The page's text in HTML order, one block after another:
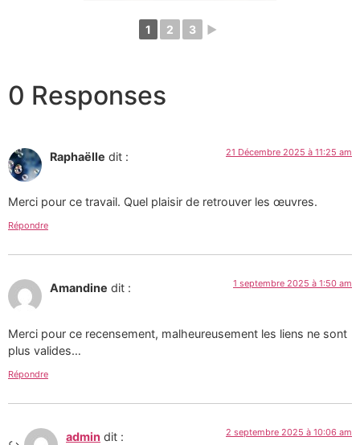
1 2 3 ►
0 Responses
Raphaëlle dit : 21 Décembre 2025 à 11:25 am
Merci pour ce travail. Quel plaisir de retrouver les œuvres.
Répondre
Amandine dit : 1 septembre 2025 à 1:50 am
Merci pour ce recensement, malheureusement les liens ne sont
plus valides…
Répondre
admin dit : 2 septembre 2025 à 10:06 am